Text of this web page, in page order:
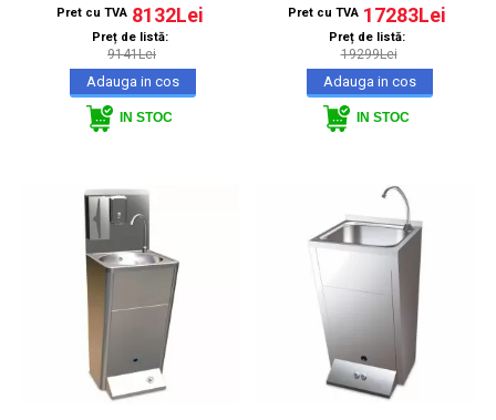
Pret cu TVA 8132Lei
Preț de listă:
9141Lei
IN STOC
Pret cu TVA 17283Lei
Preț de listă:
19299Lei
IN STOC